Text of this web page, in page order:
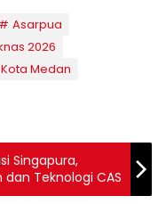
Asarpua
2026
Kota Medan
Singapura,
dan Teknologi CAS